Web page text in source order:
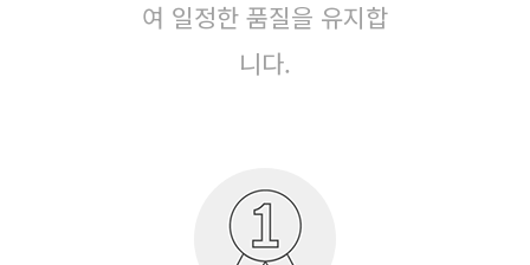
여 일정한 품질을 유지합
니다.